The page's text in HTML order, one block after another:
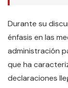
Durante su
énfasis en las
administración
que ha
declaraciones